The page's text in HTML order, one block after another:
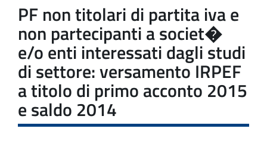
PF non titolari di partita iva e
non partecipanti a societ�
e/o enti interessati dagli studi
di settore: versamento IRPEF
a titolo di primo acconto 2015
e saldo 2014